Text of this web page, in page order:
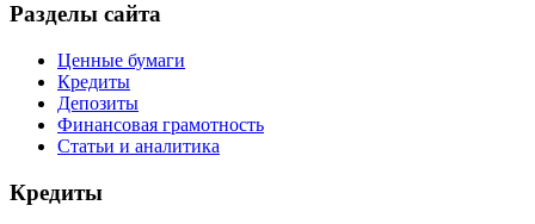
Разделы сайта
Ценные бумаги
Кредиты
Депозиты
Финансовая грамотность
Статьи и аналитика
Кредиты